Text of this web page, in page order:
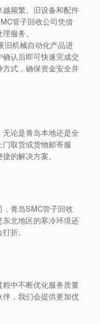
频繁。旧设备和配件
管子回收公司凭借
服务。
旧机械自动化产品进
认后即可快速完成交
式，确保资金安全并
论是青岛本地还是全
取货或货物邮寄服
的解决方案。
青岛SMC管子回收
北地区的寒冷环境还
折。
中不断优化服务质量
，我们会提供更加优